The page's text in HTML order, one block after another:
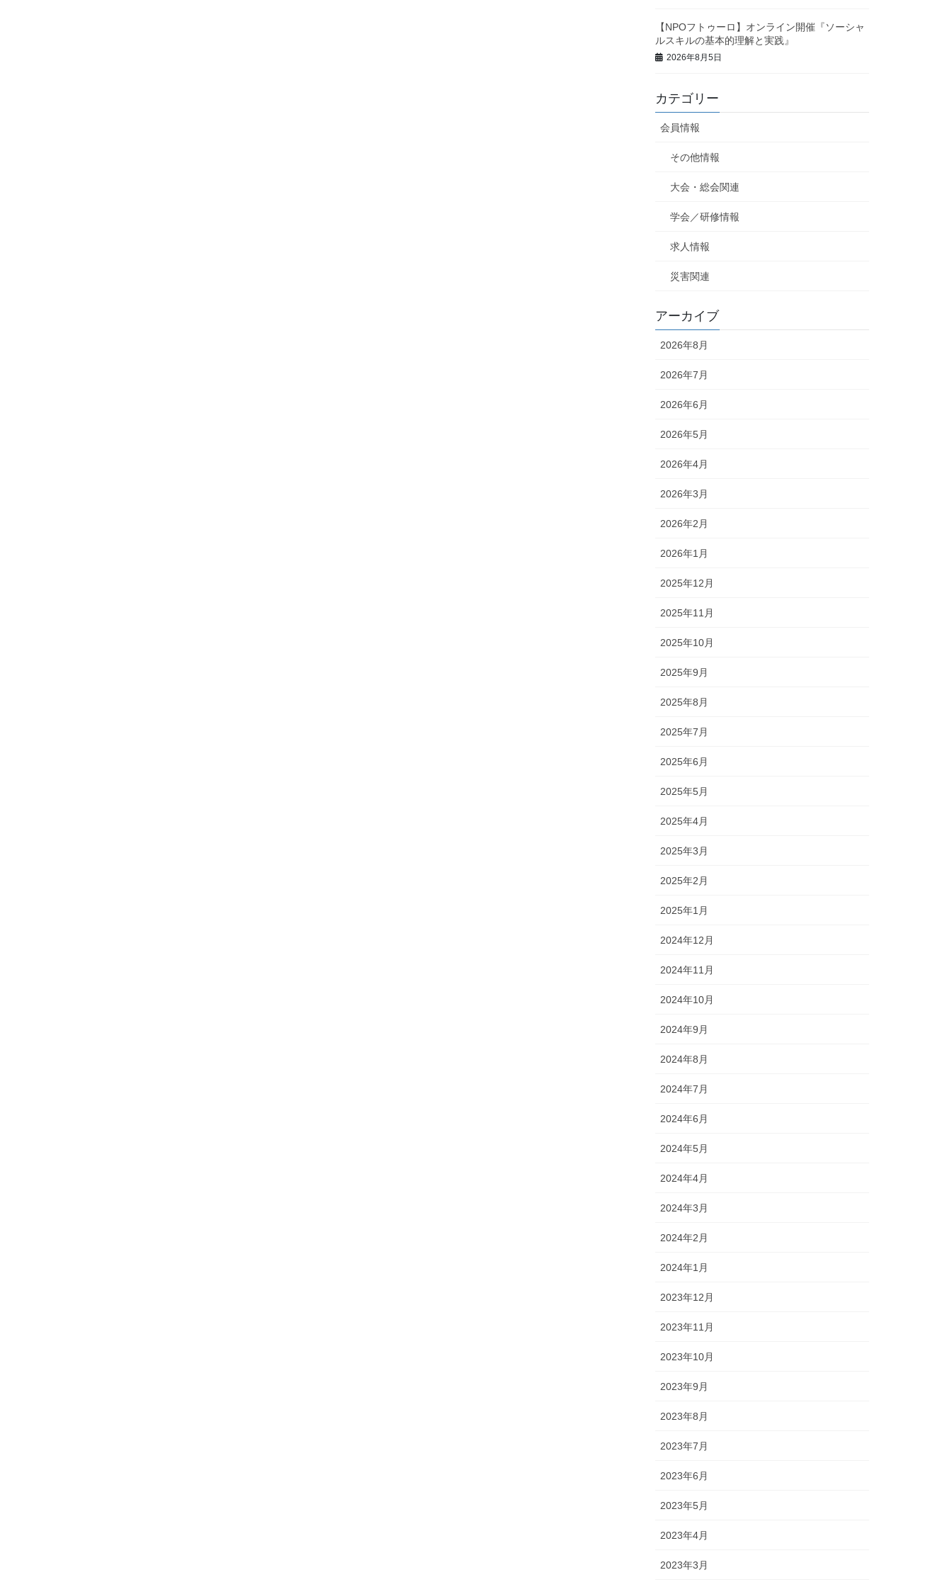
【NPOフトゥーロ】オンライン開催『ソーシャ
ルスキルの基本的理解と実践』
2026年8月5日
カテゴリー
会員情報
その他情報
大会・総会関連
学会／研修情報
求人情報
災害関連
アーカイブ
2026年8月
2026年7月
2026年6月
2026年5月
2026年4月
2026年3月
2026年2月
2026年1月
2025年12月
2025年11月
2025年10月
2025年9月
2025年8月
2025年7月
2025年6月
2025年5月
2025年4月
2025年3月
2025年2月
2025年1月
2024年12月
2024年11月
2024年10月
2024年9月
2024年8月
2024年7月
2024年6月
2024年5月
2024年4月
2024年3月
2024年2月
2024年1月
2023年12月
2023年11月
2023年10月
2023年9月
2023年8月
2023年7月
2023年6月
2023年5月
2023年4月
2023年3月